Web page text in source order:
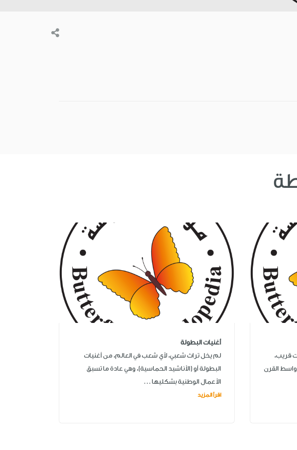
قريب،
القرن
أغنيات البطولة
لم يخل تراث شعبي، لأي شعب في العالم، من أغنيات
البطولة أو (الأناشيد الحماسية)، وهي عادة ما تسبق
الأعمال الوطنية بشكليها ...
اقرأ المزيد